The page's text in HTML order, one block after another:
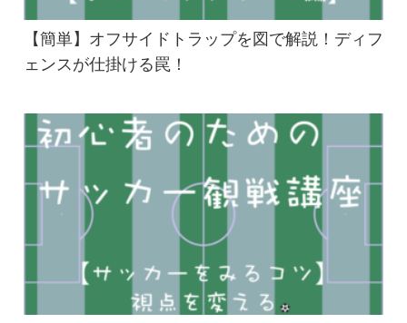
【簡単】オフサイドトラップを図で解説！ディフ
ェンスが仕掛ける罠！